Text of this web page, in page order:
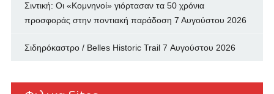
Σιντική: Οι «Κομνηνοί» γιόρτασαν τα 50 χρόνια
προσφοράς στην ποντιακή παράδοση 7 Αυγούστου 2026
Σιδηρόκαστρο / Belles Historic Trail 7 Αυγούστου 2026